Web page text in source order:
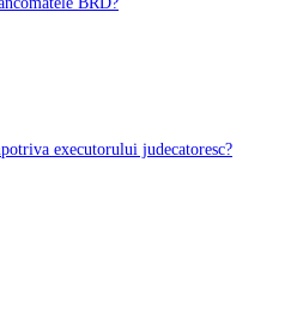
executorului judecatoresc?